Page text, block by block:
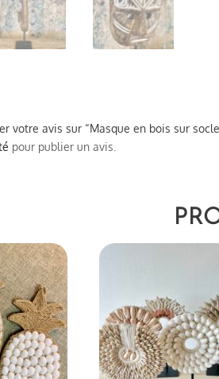
votre avis sur “Masque en bois sur
pour publier un avis.